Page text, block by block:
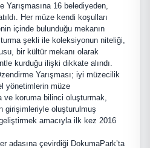
Yarışmasına 16 belediyeden,
Her müze kendi koşulları
içinde bulunduğu mekanın
şekli ile koleksiyonun niteliği,
bir kültür mekanı olarak
kurduğu ilişki dikkate alındı.
Yarışması; iyi müzecilik
yönetimlerin müze
ve koruma bilinci oluşturmak,
girişimleriyle oluşturulmuş
amacıyla ilk kez 2016
adasına çevirdiği DokumaPark’ta